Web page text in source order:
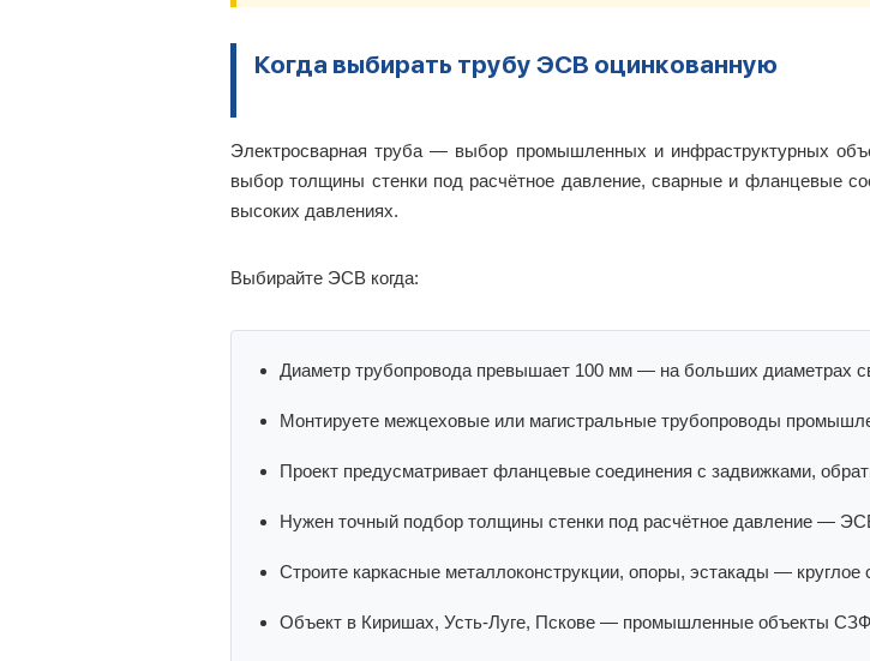
Когда выбирать трубу ЭСВ оцинкованную
Электросварная труба — выбор промышленных и инфраструктурных
выбор толщины стенки под расчётное давление, сварные и фланцевые
высоких давлениях.
Выбирайте ЭСВ когда:
Диаметр трубопровода превышает 100 мм — на больших диаметрах
Монтируете межцеховые или магистральные трубопроводы
Проект предусматривает фланцевые соединения с задвижками,
Нужен точный подбор толщины стенки под расчётное давление —
Строите каркасные металлоконструкции, опоры, эстакады —
Объект в Киришах, Усть-Луге, Пскове — промышленные объекты